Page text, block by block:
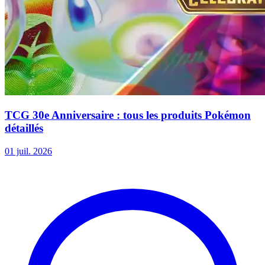
TCG 30e Anniversaire : tous les produits Pokémon
détaillés
01 juil. 2026